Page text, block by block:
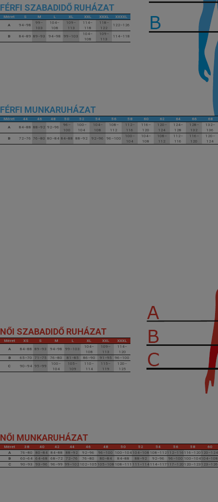
FÉRFI SZABADIDŐ RUHÁZAT
Méret S M L XL XXL XXXL
XXXXL
A
94–98
99–
103
104–
108
109–
113
114–
118
118–
122
122–126
B 84–89 89–93 94–98 99–103
104–
108
109–
113
114–118
FÉRFI MUNKARUHÁZAT
Méret 44 46 48 50 52 54 56 58 60 62 64 66
68
A
84–88 88–92 92–96
96–
100
100–
104
104–
108
108–
112
112–
116
116–
120
120–
124
124–
128
128–
132
132–
136
B
72–76 76–80 80–84 84–88 88–92 92–96 96–100
100–
104
104–
108
108–
112
112–
116
116–
120
120–
124
NŐI SZABADIDŐ RUHÁZAT
Méret XS S M L XL XXL
XXXL
A
84–88 89–93 94–98 99–103
104–
108
109–
113
114–
120
B
65–70 71–75 76–80 81–85 86–90 91–95
96–100
C
90–94 95–99
100–
104
105–
109
110–
114
115–
119
120–
125
NŐI MUNKARUHÁZAT
Méret 38 40 42 44 46 48 50 52 54 56 58
60
A
76–80 80–84 84–88 88–92 92–96 96–100 100–104 104–108 108–112112–116 116–120 120–124
B
60–64 64–68 68–72 72–76 76–80 80–84 84–88 88–92 92–96 96–100 100–104104–108
C
90–93 93–96 96–99 99–102 102–105 105–108 108–111 111–114 114–117 117–120 120–123 123–126